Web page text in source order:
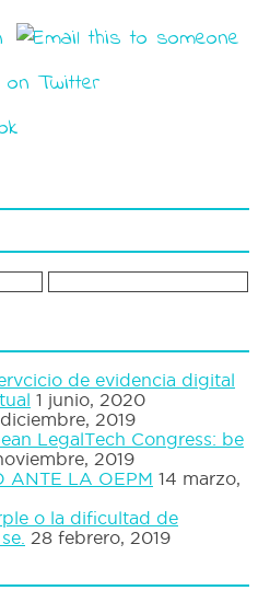
de evidencia digital
1 junio, 2020
2019
LegalTech Congress: be
2019
ANTE LA OEPM 14 marzo,
o la dificultad de
28 febrero, 2019